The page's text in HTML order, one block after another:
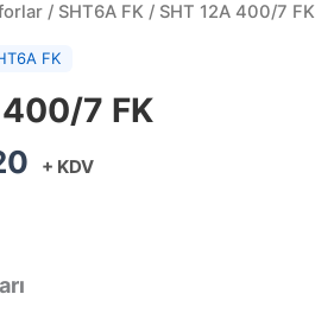
/ SHT6A FK / SHT 12A 400/7 FK
FK
7 FK
+ KDV